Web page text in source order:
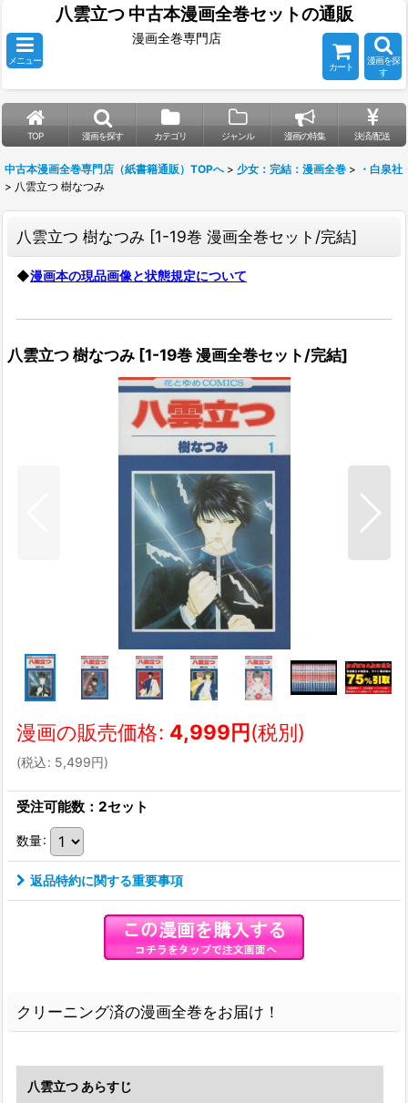
八雲立つ 中古本漫画全巻セットの通販
メニュー
漫画全巻専門店
カート
漫画を探
す
TOP 漫画を探す カテゴリ ジャンル 漫画の特集 決済/配送
中古本漫画全巻専門店（紙書籍通販）TOPへ > 少女：完結：漫画全巻 > ・白泉社
> 八雲立つ 樹なつみ
八雲立つ 樹なつみ [1-19巻 漫画全巻セット/完結]
◆漫画本の現品画像と状態規定について
八雲立つ 樹なつみ [1-19巻 漫画全巻セット/完結]
漫画の販売価格: 4,999円(税別)
(税込: 5,499円)
受注可能数：2セット
数量:
返品特約に関する重要事項
クリーニング済の漫画全巻をお届け！
八雲立つ あらすじ